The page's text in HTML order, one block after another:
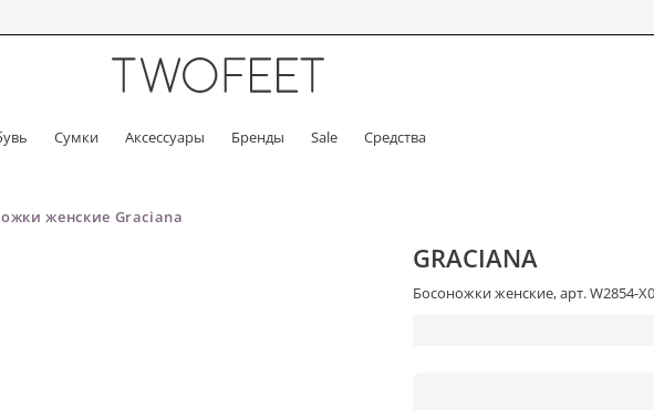
Сумки Аксессуары Бренды Sale Средства
женские Graciana
GRACIANA
Босоножки женские, арт. W2854-